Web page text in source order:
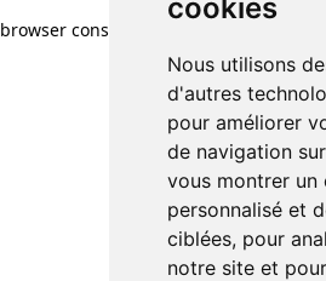
cookies
Nous utilisons
d'autres
pour améliorer
de navigation
vous montrer un
personnalisé et
ciblées, pour
notre site et
browser console for more information)